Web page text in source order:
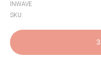
INWAVE
SKU: